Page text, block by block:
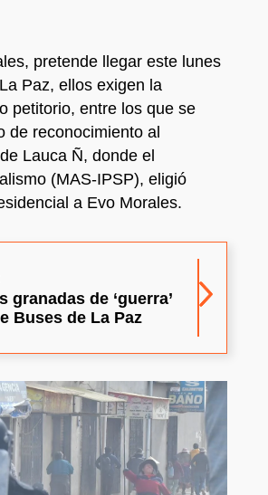
pretende llegar este lunes
Paz, ellos exigen la
petitorio, entre los que se
de reconocimiento al
Lauca Ñ, donde el
(MAS-IPSP), eligió
a Evo Morales.
granadas de ‘guerra’
Buses de La Paz